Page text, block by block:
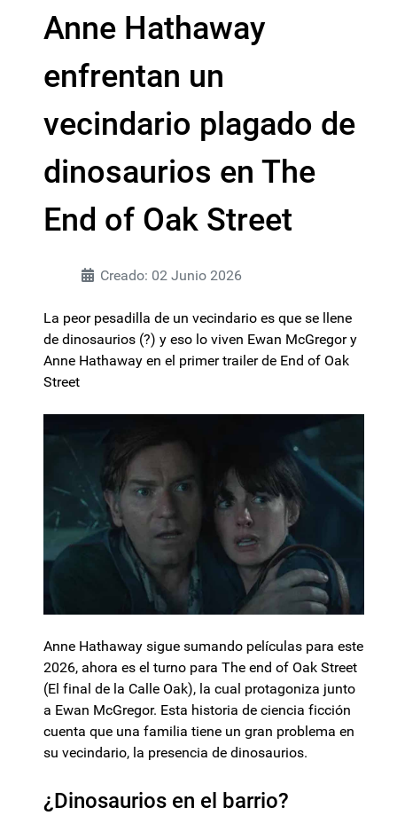
Anne Hathaway
enfrentan un
vecindario plagado de
dinosaurios en The
End of Oak Street
Creado: 02 Junio 2026
La peor pesadilla de un vecindario es que se llene
de dinosaurios (?) y eso lo viven Ewan McGregor y
Anne Hathaway en el primer trailer de End of Oak
Street
Anne Hathaway sigue sumando películas para este
2026, ahora es el turno para The end of Oak Street
(El final de la Calle Oak), la cual protagoniza junto
a Ewan McGregor. Esta historia de ciencia ficción
cuenta que una familia tiene un gran problema en
su vecindario, la presencia de dinosaurios.
¿Dinosaurios en el barrio?